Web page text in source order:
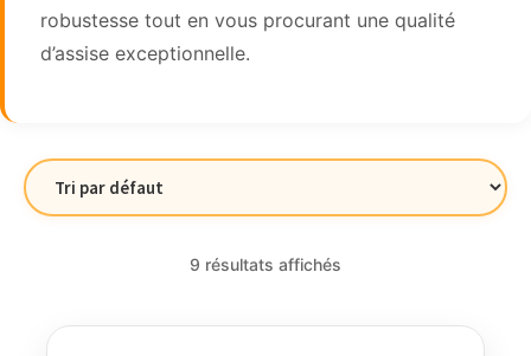
robustesse tout en vous procurant une qualité
d’assise exceptionnelle.
9 résultats affichés